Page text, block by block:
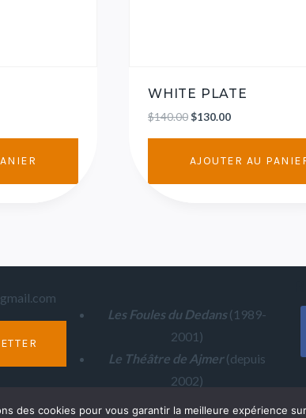
WHITE PLATE
$140.00$130.00
AJOUTER AU
Les Foules du Dedans(1989-
2001)
Le Théâtre de Ajmer(depuis
2002)
des cookies pour vous garantir la meilleure expérience